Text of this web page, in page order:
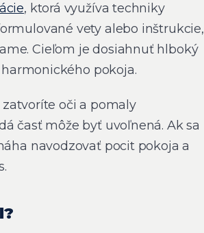
, ktorá využíva techniky
vety alebo inštrukcie,
Cieľom je dosiahnuť hlboký
pokoja.
oči a pomaly
časť môže byť uvoľnená. Ak sa
navodzovať pocit pokoja a